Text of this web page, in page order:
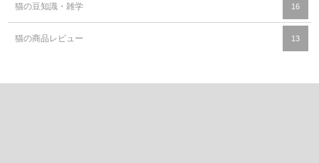
猫の豆知識・雑学 16
猫の商品レビュー 13